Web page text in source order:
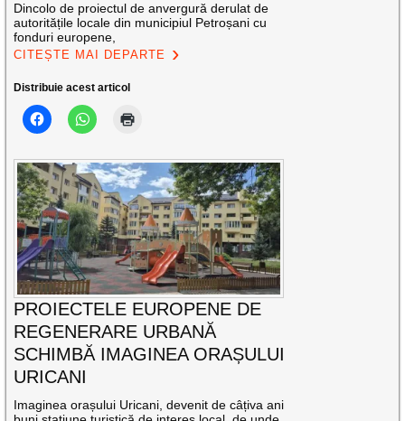
Dincolo de proiectul de anvergură derulat de
autoritățile locale din municipiul Petroșani cu
fonduri europene,
CITEȘTE MAI DEPARTE
Distribuie acest articol
PROIECTELE EUROPENE DE
REGENERARE URBANĂ
SCHIMBĂ IMAGINEA ORAȘULUI
URICANI
Imaginea orașului Uricani, devenit de câțiva ani